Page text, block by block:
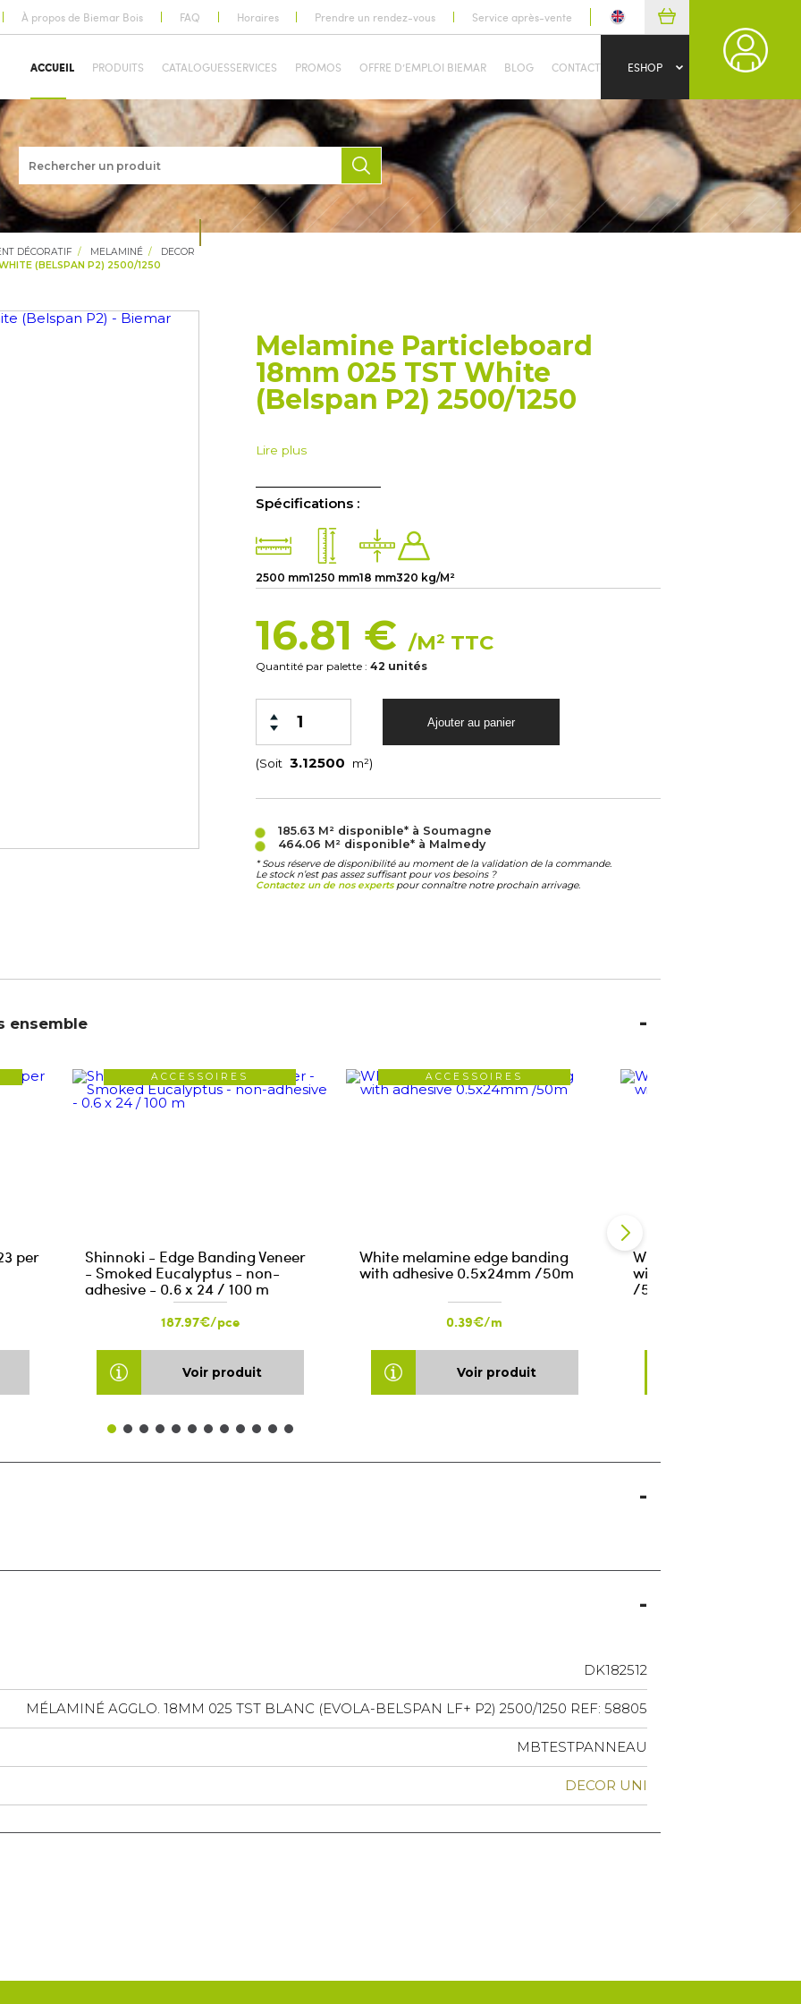
À propos de Biemar Bois FAQ Horaires Prendre un rendez-vous Service après-vente
ACCUEIL PRODUITS CATALOGUESSERVICES PROMOS OFFRE D’EMPLOI BIEMAR BLOG CONTACT ESHOP
DÉCORATIF MELAMINÉ
DECOR
(BELSPAN P2) 2500/1250
Melamine Particleboard
18mm 025 TST White
(Belspan P2) 2500/1250
Lire plus
Spécifications :
2500 mm1250 mm18 mm320 kg/M²
16.81 € /M² TTC
Quantité par palette : 42 unités
(Soit m²)
185.63 M² disponible* à Soumagne
464.06 M² disponible* à Malmedy
* Sous réserve de disponibilité au moment de la validation de la commande.
Le stock n’est pas assez suffisant pour vos besoins ?
Contactez un de nos expertspour connaître notre prochain arrivage.
ensemble
per
ACCESSOIRES
Shinnoki - Edge Banding Veneer
- Smoked Eucalyptus - non-
adhesive - 0.6 x 24 / 100 m
187.97€/pce
Voir produit
ACCESSOIRES
White melamine edge banding
with adhesive 0.5x24mm /50m
0.39€/m
Voir produit
White melamine edge
without adhesive
/50m
DK182512
MÉLAMINÉ AGGLO. 18MM 025 TST BLANC (EVOLA-BELSPAN LF+ P2) 2500/1250 REF: 58805
MBTESTPANNEAU
DECOR UNI